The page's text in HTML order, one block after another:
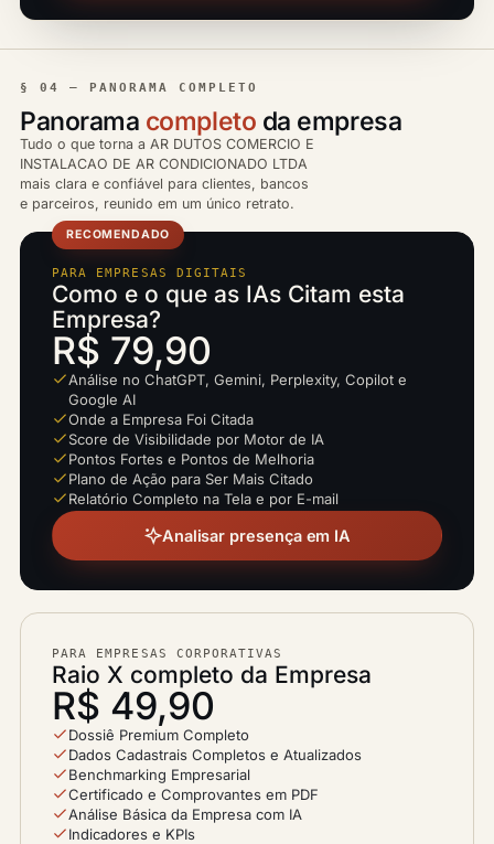
§ 04 — PANORAMA COMPLETO
Panorama completo da empresa
Tudo o que torna a AR DUTOS COMERCIO E
INSTALACAO DE AR CONDICIONADO LTDA
mais clara e confiável para clientes, bancos
e parceiros, reunido em um único retrato.
RECOMENDADO
PARA EMPRESAS DIGITAIS
Como e o que as IAs Citam esta
Empresa?
R$ 79,90
Análise no ChatGPT, Gemini, Perplexity, Copilot e
Google AI
Onde a Empresa Foi Citada
Score de Visibilidade por Motor de IA
Pontos Fortes e Pontos de Melhoria
Plano de Ação para Ser Mais Citado
Relatório Completo na Tela e por E-mail
Analisar presença em IA
PARA EMPRESAS CORPORATIVAS
Raio X completo da Empresa
R$ 49,90
Dossiê Premium Completo
Dados Cadastrais Completos e Atualizados
Benchmarking Empresarial
Certificado e Comprovantes em PDF
Análise Básica da Empresa com IA
Indicadores e KPIs